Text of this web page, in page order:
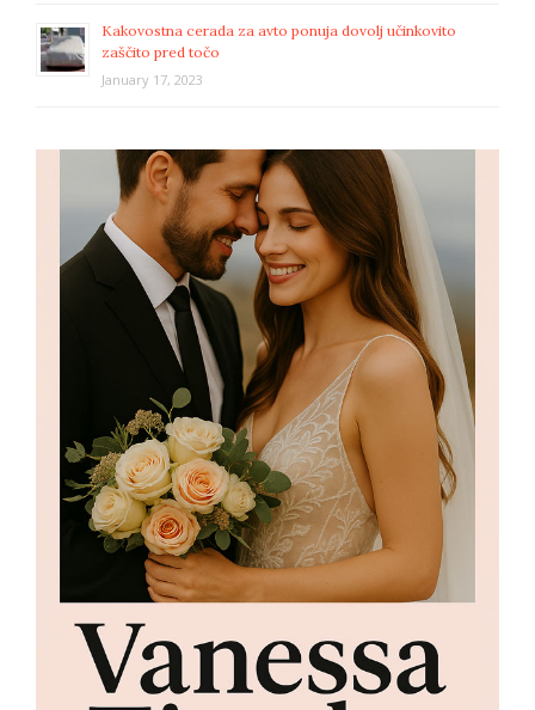
Kakovostna cerada za avto ponuja dovolj učinkovito
zaščito pred točo
January 17, 2023